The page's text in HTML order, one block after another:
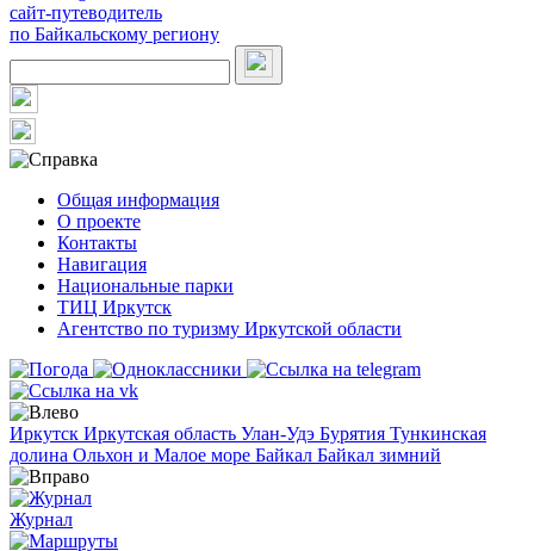
сайт-путеводитель
по Байкальскому региону
Общая информация
О проекте
Контакты
Навигация
Национальные парки
ТИЦ Иркутск
Агентство по туризму Иркутской области
Иркутск Иркутская область Улан-Удэ Бурятия Тункинская
долина Ольхон и Малое море Байкал Байкал зимний
Журнал